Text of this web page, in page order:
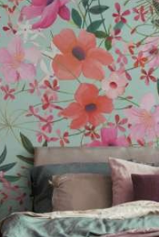
KONTAKT
Farvebuen
Tlf. 25 78 11 48
Mail:
Adresse:
CVR-nr.: 14411909
Åbningstider: